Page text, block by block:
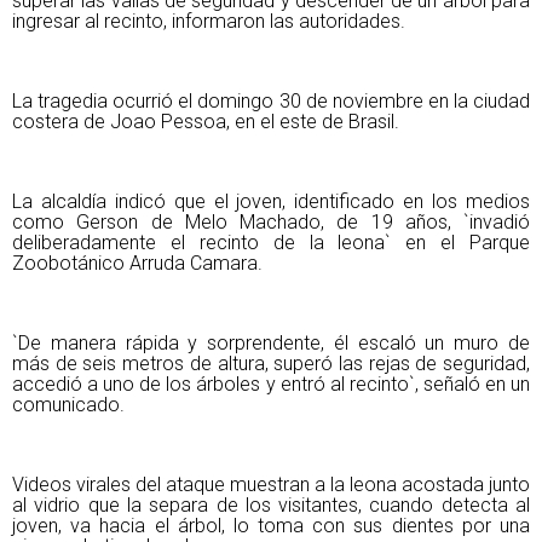
ingresar al recinto, informaron las autoridades.
La tragedia ocurrió el domingo 30 de noviembre en la ciudad
costera de Joao Pessoa, en el este de Brasil.
La alcaldía indicó que el joven, identificado en los medios
como Gerson de Melo Machado, de 19 años, `invadió
deliberadamente el recinto de la leona` en el Parque
Zoobotánico Arruda Camara.
`De manera rápida y sorprendente, él escaló un muro de
más de seis metros de altura, superó las rejas de seguridad,
accedió a uno de los árboles y entró al recinto`, señaló en un
comunicado.
Videos virales del ataque muestran a la leona acostada junto
al vidrio que la separa de los visitantes, cuando detecta al
joven, va hacia el árbol, lo toma con sus dientes por una